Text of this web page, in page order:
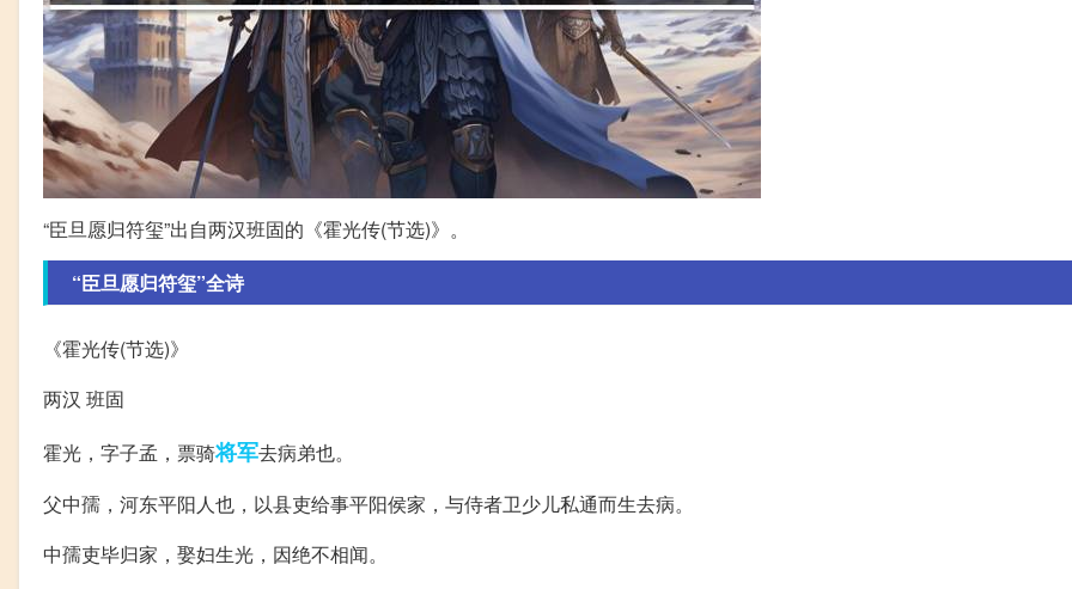
“臣旦愿归符玺”出自两汉班固的《霍光传(节选)》。
“臣旦愿归符玺”全诗
《霍光传(节选)》
两汉 班固
霍光，字子孟，票骑将军去病弟也。
父中孺，河东平阳人也，以县吏给事平阳侯家，与侍者卫少儿私通而生去病。
中孺吏毕归家，娶妇生光，因绝不相闻。